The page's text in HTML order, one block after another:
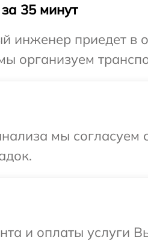
35 минут
инженер приедет в
организуем
мы
и оплаты услуги